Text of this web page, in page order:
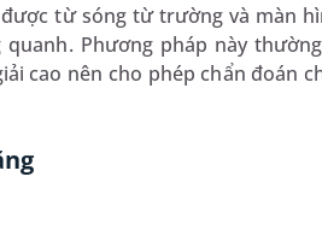
từ sóng từ trường và màn
Phương pháp này
cao nên cho phép chẩn đoán